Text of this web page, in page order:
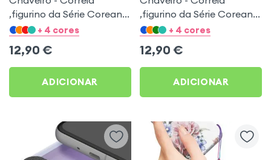
,figurino da Série Coreana
Squid Game - bracelete
+ 4 cores
12,90 €
ADICIONAR
,figurino da Série Coreana
Squid Game - bracelete
+ 4 cores
12,90 €
ADICIONAR